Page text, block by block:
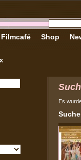
Filmcafé Shop
Es